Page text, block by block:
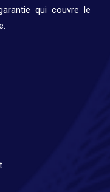
qui couvre le